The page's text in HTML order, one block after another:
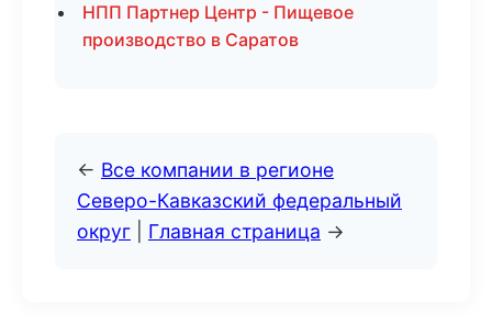
НПП Партнер Центр - Пищевое
производство в Саратов
← Все компании в регионе
Северо-Кавказский федеральный
округ
Главная страница →